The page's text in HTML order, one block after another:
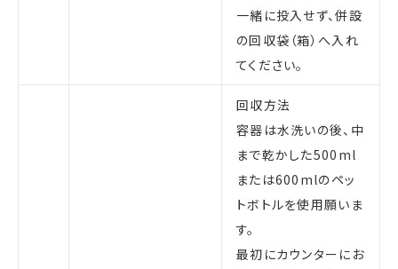
一緒に投入せず、併設
の回収袋（箱）へ入れ
てください。
回収方法
容器は水洗いの後、中
まで乾かした500ml
または600mlのペッ
トボトルを使用願いま
す。
最初にカウンターにお